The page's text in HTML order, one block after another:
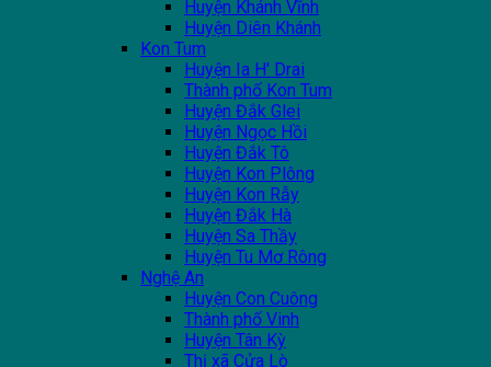
Huyện Khánh Vĩnh
Huyện Diên Khánh
Kon Tum
Huyện Ia H' Drai
Thành phố Kon Tum
Huyện Đắk Glei
Huyện Ngọc Hồi
Huyện Đắk Tô
Huyện Kon Plông
Huyện Kon Rẫy
Huyện Đắk Hà
Huyện Sa Thầy
Huyện Tu Mơ Rông
Nghệ An
Huyện Con Cuông
Thành phố Vinh
Huyện Tân Kỳ
Thị xã Cửa Lò